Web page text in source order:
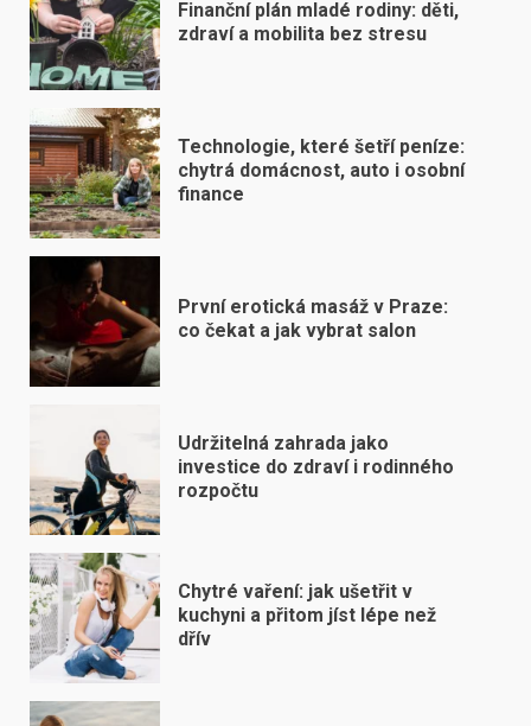
Finanční plán mladé rodiny: děti,
zdraví a mobilita bez stresu
Technologie, které šetří peníze:
chytrá domácnost, auto i osobní
finance
První erotická masáž v Praze:
co čekat a jak vybrat salon
Udržitelná zahrada jako
investice do zdraví i rodinného
rozpočtu
Chytré vaření: jak ušetřit v
kuchyni a přitom jíst lépe než
dřív